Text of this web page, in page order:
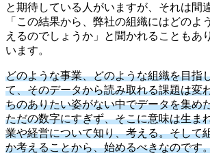
と期待している人がいますが、それは間
「この結果から、弊社の組織にはどのよ
えるのでしょうか」と聞かれることもあ
います。
どのような事業、どのような組織を目指
て、そのデータから読み取れる課題は変
ちのありたい姿がない中でデータを集め
ただの数字にすぎず、そこに意味は生ま
業や経営について知り、考える。そして
か考えることから、始めるべきなのです